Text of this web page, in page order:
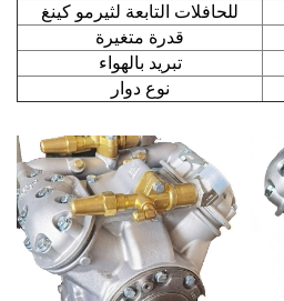
للحافلات التابعة لثيرمو كينغ
قدرة متغيرة
تبريد بالهواء
نوع دوار